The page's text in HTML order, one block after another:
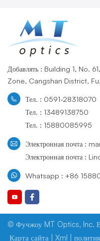
Добавлять : Building 1, No.
Zone, Cangshan District,
Тел. : 0591-28318070
Тел. : 13489138750
Тел. : 15880085995
Электронная почта :
Электронная почта :
Whatsapp : +86
© Фучжоу MT Optics, Inc.
Карта сайта
Xml